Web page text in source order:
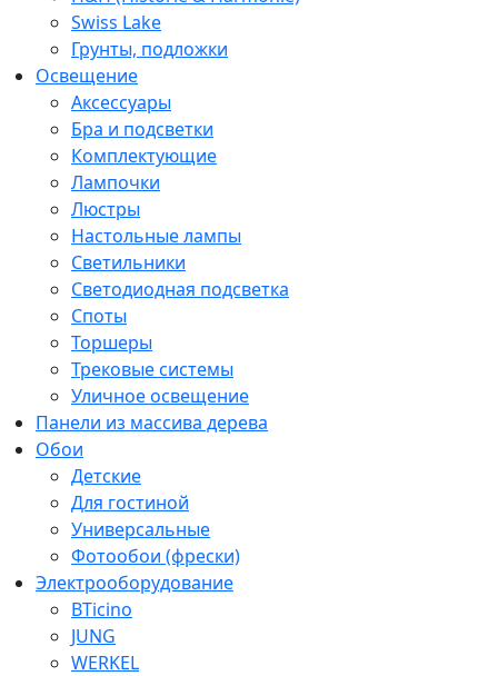
Swiss Lake
Грунты, подложки
Освещение
Аксессуары
Бра и подсветки
Комплектующие
Лампочки
Люстры
Настольные лампы
Светильники
Светодиодная подсветка
Споты
Торшеры
Трековые системы
Уличное освещение
Панели из массива дерева
Обои
Детские
Для гостиной
Универсальные
Фотообои (фрески)
Электрооборудование
BTicino
JUNG
WERKEL